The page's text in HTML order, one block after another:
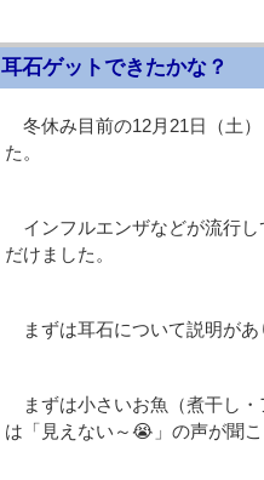
耳石ゲットできたかな？
冬休み目前の12月21日（土
た。
インフルエンザなどが流行
だけました。
まずは耳石について説明が
まずは小さいお魚（煮干し
は「見えない～😭」の声が聞